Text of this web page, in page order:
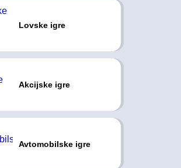
Lovske igre
Akcijske igre
Avtomobilske igre